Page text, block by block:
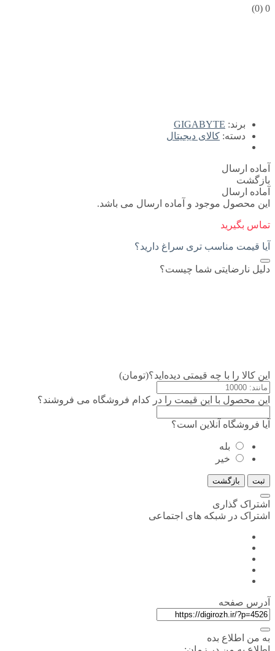
0
(0)
برند: GIGABYTE
دسته: کالای دیجیتال
آماده ارسال
بازگشت
آماده ارسال
این محصول موجود و آماده ارسال می باشد.
تماس بگیرید
آیا قیمت مناسب تری سراغ دارید؟
دلیل نارضایتی شما چیست؟
این کالا را با چه قیمتی دیده‌اید؟(تومان)
این محصول با این قیمت را در کدام فروشگاه می فروشند؟
آیا فروشگاه آنلاین است؟
بله
خیر
ثبت بازگشت
اشتراک گذاری
اشتراک در شبکه های اجتماعی
آدرس صفحه
به من اطلاع بده